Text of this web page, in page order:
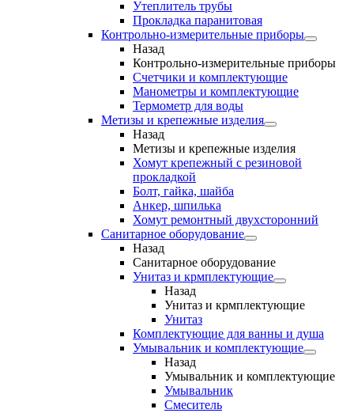
Утеплитель трубы
Прокладка паранитовая
Контрольно-измерительные приборы
Назад
Контрольно-измерительные приборы
Счетчики и комплектующие
Манометры и комплектующие
Термометр для воды
Метизы и крепежные изделия
Назад
Метизы и крепежные изделия
Хомут крепежный с резиновой
прокладкой
Болт, гайка, шайба
Анкер, шпилька
Хомут ремонтный двухсторонний
Санитарное оборудование
Назад
Санитарное оборудование
Унитаз и крмплектующие
Назад
Унитаз и крмплектующие
Унитаз
Комплектующие для ванны и душа
Умывальник и комплектующие
Назад
Умывальник и комплектующие
Умывальник
Смеситель